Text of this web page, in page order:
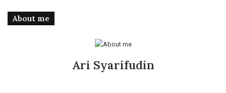
About me
Ari Syarifudin